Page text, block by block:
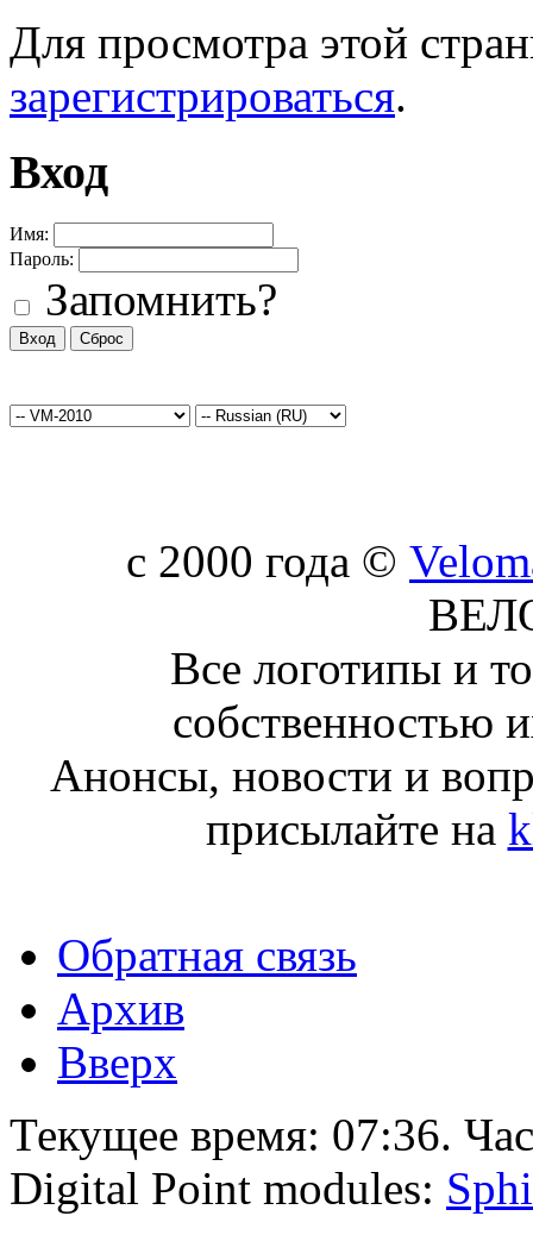
Для просмотра этой
зарегистрироваться.
Вход
Имя:
Пароль:
Запомнить?
c 2000 года ©
Все логотипы и
собственностью
Анонсы, новости и
присылайте на
Обратная связь
Архив
Вверх
Текущее время: 07:36.
Digital Point modules: